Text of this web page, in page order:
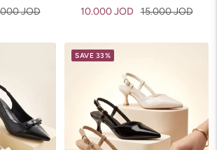
JOD
Sale
10.000 JOD Regular
15.000 JOD
SAVE 33%